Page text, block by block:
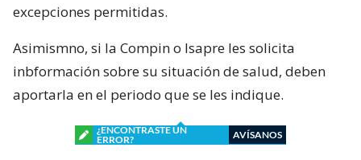
excepciones permitidas.
Asimismno, si la Compin o Isapre les solicita
inbformación sobre su situación de salud, deben
aportarla en el periodo que se les indique.
¿ENCONTRASTE UN
ERROR?
AVÍSANOS